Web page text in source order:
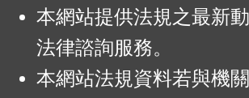
本網站提供法規之最新
法律諮詢服務。
本網站法規資料若與機